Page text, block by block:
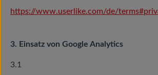
https://www.userlike.com/de/
3. Einsatz von Google Analytics
3.1